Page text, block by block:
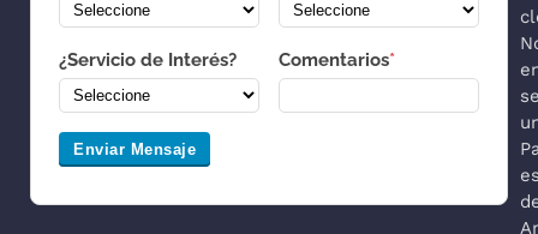
¿Servicio de Interés? Comentarios*
Enviar Mensaje